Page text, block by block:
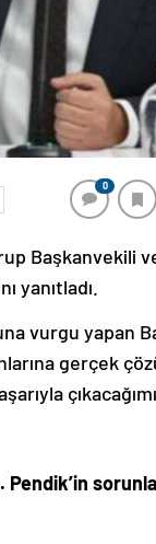
0
Başkanvekili
yanıtladı.
vurgu yapan
gerçek